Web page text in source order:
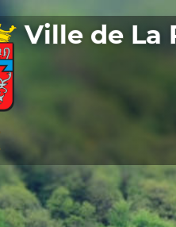
Ville de La